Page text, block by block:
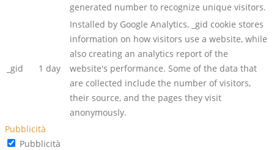
generated number to recognize unique visitors.
_gid 1 day
Installed by Google Analytics, _gid cookie stores
information on how visitors use a website, while
also creating an analytics report of the
website's performance. Some of the data that
are collected include the number of visitors,
their source, and the pages they visit
anonymously.
Pubblicità
Pubblicità